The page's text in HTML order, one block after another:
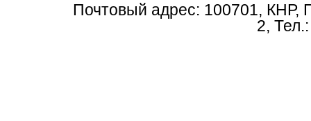
Почтовый адрес: 100701, КНР,
2,